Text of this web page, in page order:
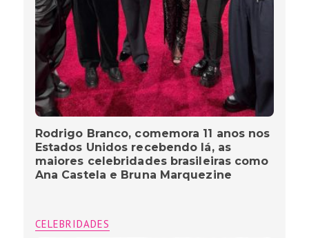
Rodrigo Branco, comemora 11 anos nos
Estados Unidos recebendo lá, as
maiores celebridades brasileiras como
Ana Castela e Bruna Marquezine
CELEBRIDADES